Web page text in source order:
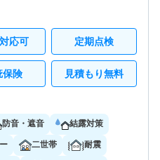
応可 定期点検
保険 見積もり無料
防音・遮音 結露対策
二世帯 耐震